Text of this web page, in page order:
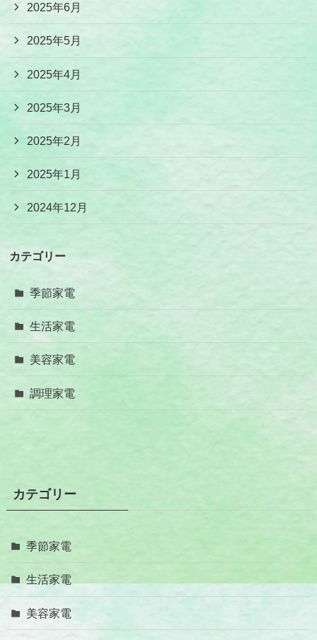
2025年6月
2025年5月
2025年4月
2025年3月
2025年2月
2025年1月
2024年12月
カテゴリー
季節家電
生活家電
美容家電
調理家電
カテゴリー
季節家電
生活家電
美容家電